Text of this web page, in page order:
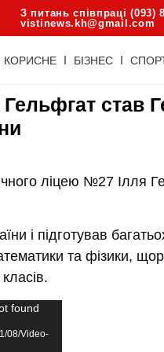
З питань співпраці (093)
vistinews.kh@gmail.com
КОРИСНЕ БІЗНЕС
Гельфгат став
ліцею №27 Ілля
і підготував
та фізики,
found
08/Video-